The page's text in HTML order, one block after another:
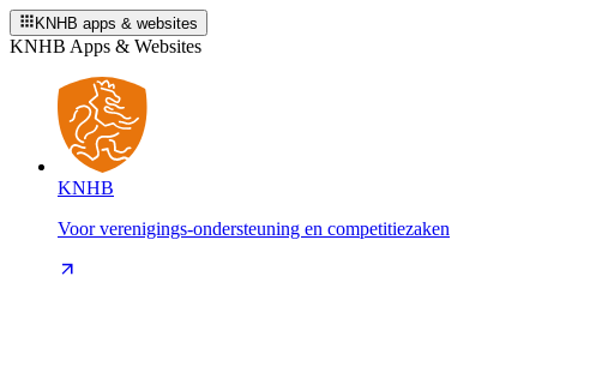
KNHB apps & websites
KNHB Apps & Websites
KNHB
Voor verenigings-ondersteuning en competitiezaken